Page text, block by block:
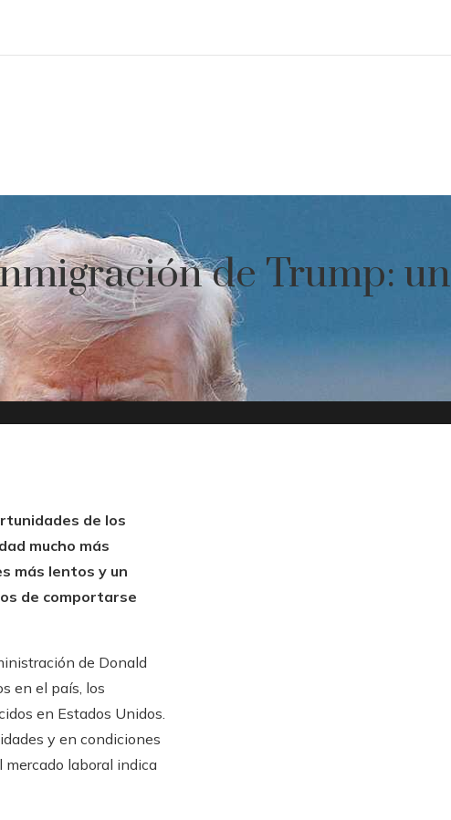
de Trump: un
de los
mucho más
más lentos y un
de comportarse
de Donald
en el país, los
en Estados Unidos.
y en condiciones
mercado laboral indica